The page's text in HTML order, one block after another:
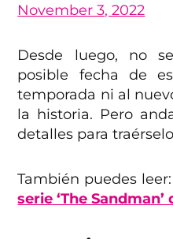
November 3, 2022
Desde luego, no
posible fecha de
temporada ni al
la historia. Pero
detalles para
También puedes leer:
serie ‘The